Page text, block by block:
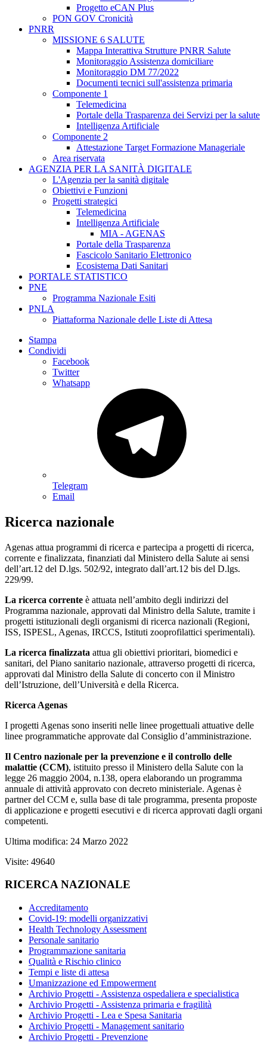
Progetto eCAN Plus
PON GOV Cronicità
PNRR
MISSIONE 6 SALUTE
Mappa Interattiva Strutture PNRR Salute
Monitoraggio Assistenza domiciliare
Monitoraggio DM 77/2022
Documenti tecnici sull'assistenza primaria
Componente 1
Telemedicina
Portale della Trasparenza dei Servizi per la salute
Intelligenza Artificiale
Componente 2
Attestazione Target Formazione Manageriale
Area riservata
AGENZIA PER LA SANITÀ DIGITALE
L'Agenzia per la sanità digitale
Obiettivi e Funzioni
Progetti strategici
Telemedicina
Intelligenza Artificiale
MIA - AGENAS
Portale della Trasparenza
Fascicolo Sanitario Elettronico
Ecosistema Dati Sanitari
PORTALE STATISTICO
PNE
Programma Nazionale Esiti
PNLA
Piattaforma Nazionale delle Liste di Attesa
Stampa
Condividi
Facebook
Twitter
Whatsapp
Telegram
Email
Ricerca nazionale
Agenas attua programmi di ricerca e partecipa a progetti di ricerca,
corrente e finalizzata, finanziati dal Ministero della Salute ai sensi
dell’art.12 del D.lgs. 502/92, integrato dall’art.12 bis del D.lgs.
229/99.
La ricerca corrente è attuata nell’ambito degli indirizzi del
Programma nazionale, approvati dal Ministro della Salute, tramite i
progetti istituzionali degli organismi di ricerca nazionali (Regioni,
ISS, ISPESL, Agenas, IRCCS, Istituti zooprofilattici sperimentali).
La ricerca finalizzata attua gli obiettivi prioritari, biomedici e
sanitari, del Piano sanitario nazionale, attraverso progetti di ricerca,
approvati dal Ministro della Salute di concerto con il Ministro
dell’Istruzione, dell’Università e della Ricerca.
Ricerca Agenas
I progetti Agenas sono inseriti nelle linee progettuali attuative delle
linee programmatiche approvate dal Consiglio d’amministrazione.
Il Centro nazionale per la prevenzione e il controllo delle
malattie (CCM), istituito presso il Ministero della Salute con la
legge 26 maggio 2004, n.138, opera elaborando un programma
annuale di attività approvato con decreto ministeriale. Agenas è
partner del CCM e, sulla base di tale programma, presenta proposte
di applicazione e progetti esecutivi e di ricerca approvati dagli organi
competenti.
Ultima modifica: 24 Marzo 2022
Visite: 49640
RICERCA NAZIONALE
Accreditamento
Covid-19: modelli organizzativi
Health Technology Assessment
Personale sanitario
Programmazione sanitaria
Qualità e Rischio clinico
Tempi e liste di attesa
Umanizzazione ed Empowerment
Archivio Progetti - Assistenza ospedaliera e specialistica
Archivio Progetti - Assistenza primaria e fragilità
Archivio Progetti - Lea e Spesa Sanitaria
Archivio Progetti - Management sanitario
Archivio Progetti - Prevenzione